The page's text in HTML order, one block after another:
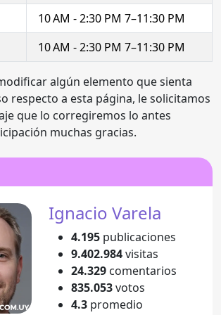
10 AM - 2:30 PM 7–11:30 PM
10 AM - 2:30 PM 7–11:30 PM
algún elemento que sienta
respecto a esta página, le solicitamos
que lo corregiremos lo antes
muchas gracias.
Ignacio Varela
4.195 publicaciones
9.402.984visitas
24.329 comentarios
835.053votos
4.3 promedio